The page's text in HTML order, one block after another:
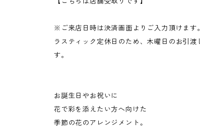
※ご来店日時は決済画面よりご入力頂けます。
ラスティック定休日のため、木曜日のお引渡
す。
お誕生日やお祝いに
花で彩を添えたい方へ向けた
季節の花のアレンジメント。